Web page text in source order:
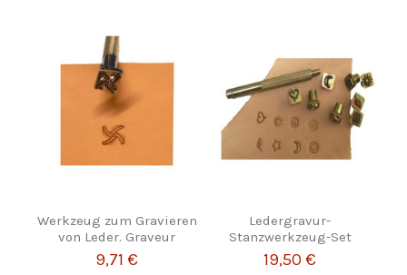
Werkzeug zum Gravieren
von Leder. Graveur
9,71 €
Ledergravur-
Stanzwerkzeug-Set
19,50 €